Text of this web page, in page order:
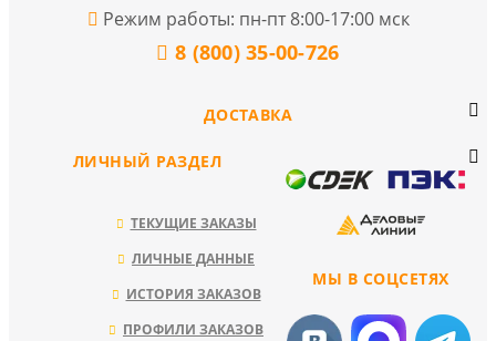
Режим работы: пн-пт 8:00-17:00 мск
8 (800) 35-00-726
ДОСТАВКА
МЫ В СОЦСЕТЯХ
ЛИЧНЫЙ РАЗДЕЛ
ТЕКУЩИЕ ЗАКАЗЫ
ЛИЧНЫЕ ДАННЫЕ
ИСТОРИЯ ЗАКАЗОВ
ПРОФИЛИ ЗАКАЗОВ